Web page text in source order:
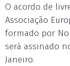
O acordo de
Associação
formado por
será assinado
Janeiro.